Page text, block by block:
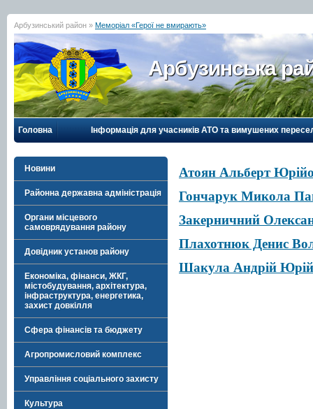
Арбузинський район » Меморіал «Герої не вмирають»
Арбузинська
Головна Інформація для учасників АТО та вимушених
Новини
Районна державна адміністрація
Органи місцевого
самоврядування району
Довідник установ району
Економіка, фінанси, ЖКГ,
містобудування, архітектура,
інфраструктура, енергетика,
захист довкілля
Сфера фінансів та бюджету
Агропромисловий комплекс
Управління соціального захисту
Культура
Атоян Альберт
Гончарук Микола
Закерничний
Плахотнюк Денис
Шакула Андрій